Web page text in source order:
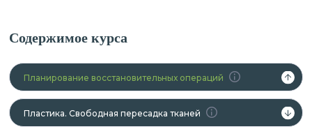
Содержимое курса
Планирование восстановительных операций
Пластика. Свободная пересадка тканей